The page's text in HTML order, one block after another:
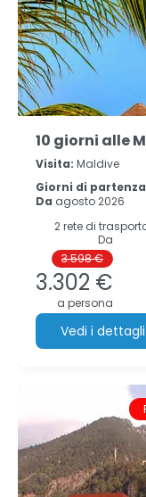
10 giorni alle
Visita: Maldive
Giorni di
Da agosto 2026
2rete di
Da
3.598 €
3.302 €
a persona
Vedi i dettagli